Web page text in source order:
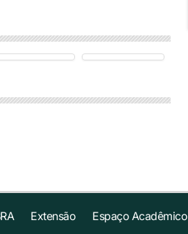
Extensão Espaço Acadêmico